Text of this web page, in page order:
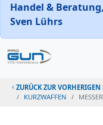
Handel &
Sven Lührs
ZURÜCK ZUR VORHERIGEN
KURZWAFFEN